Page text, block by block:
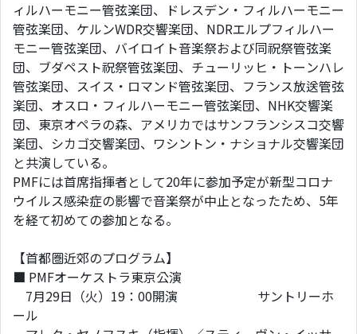
ィルハーモニー管弦楽団、ドレスデン・フィルハーモニー
管弦楽団、ケルンWDR交響楽団、NDRエルプフィルハー
モニー管弦楽団、バイロイト音楽祭および同祝祭管弦楽
団、ブダペスト祝祭管弦楽団、チューリッヒ・トーンハレ
管弦楽団、スイス・ロマンド管弦楽団、フランス放送管弦
楽団、オスロ・フィルハーモニー管弦楽団、NHK交響楽
団、東京オペラの森、アメリカではサンフランシスコ交響
楽団、シカゴ交響楽団、ワシントン・ナショナル交響楽団
と共演している。
PMFには首席指揮者として20年に参加予定が新型コロナ
ウイルス感染症の影響で音楽祭が中止となったため、5年
を経て初めての参加となる。
【首都圏近郊のプログラム】
■ PMFオーケストラ東京公演
7月29日（火）19：00開演 サントリーホ
ール